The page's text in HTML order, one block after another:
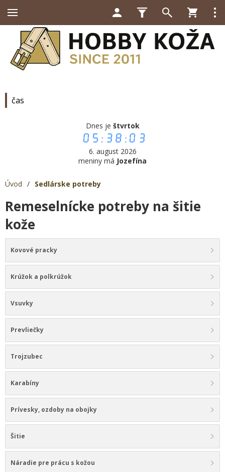
čas
Dnes je štvrtok
05:38:03
6. august 2026
meniny má Jozefína
Úvod / Sedlárske potreby
Remeselnícke potreby na šitie
kože
Kovové pracky
Krúžok a polkrúžok
Vsuvky
Prevliečky
Trojzubec
Karabíny
Prívesky, ozdoby na obojky
Šitie
Náradie pre prácu s kožou